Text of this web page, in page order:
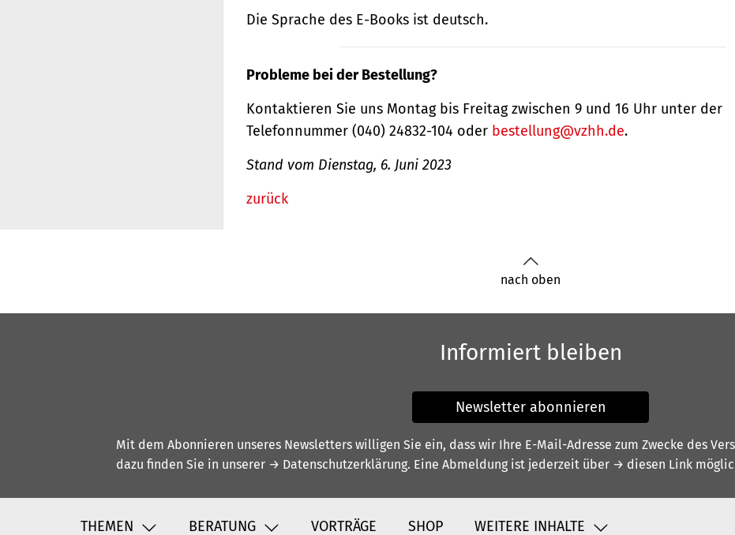
Die Sprache des E-Books ist deutsch.
Probleme bei der Bestellung?
Kontaktieren Sie uns Montag bis Freitag zwischen 9 und 16 Uhr unter der
Telefonnummer (040) 24832-104 oder bestellung@vzhh.de.
Stand vom Dienstag, 6. Juni 2023
zurück
nach oben
Informiert bleiben
Newsletter abonnieren
Mit dem Abonnieren unseres Newsletters willigen Sie ein, dass wir Ihre E-Mail-Adresse zum Zwecke des
dazu finden Sie in unserer → Datenschutzerklärung. Eine Abmeldung ist jederzeit über → diesen Link
THEMEN BERATUNG VORTRÄGE SHOP WEITERE INHALTE